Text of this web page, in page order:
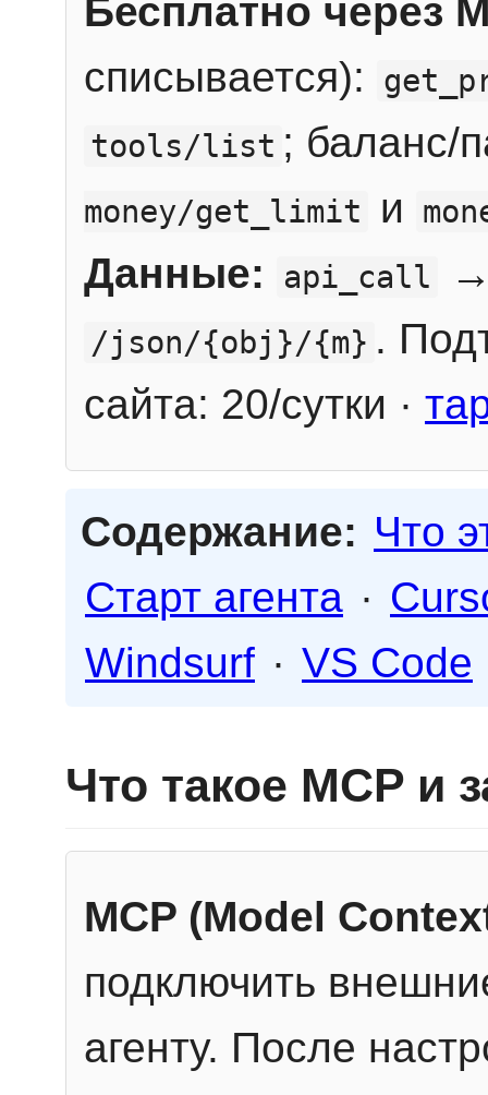
Бесплатно через
списывается):
tools/list ; баланс/
money/get_limit и
Данные: api_call
/json/{obj}/{m} .
сайта: 20/сутки ·
Содержание: Что
Старт агента ·
Windsurf · VS Code
Что такое MCP и
MCP (Model
подключить
агенту. После